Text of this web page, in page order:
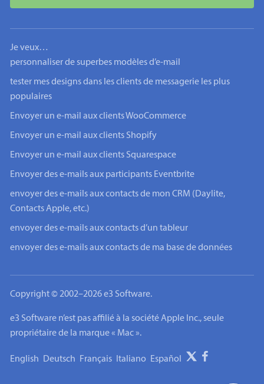
Je veux…
personnaliser de superbes modèles d’e-mail
tester mes designs dans les clients de messagerie les plus
populaires
Envoyer un e-mail aux clients WooCommerce
Envoyer un e-mail aux clients Shopify
Envoyer un e-mail aux clients Squarespace
Envoyer des e-mails aux participants Eventbrite
envoyer des e-mails aux contacts de mon CRM (Daylite,
Contacts Apple, etc.)
envoyer des e-mails aux contacts d’un tableur
envoyer des e-mails aux contacts de ma base de données
Copyright © 2002–2026 e3 Software.
e3 Software n’est pas affilié à la société Apple Inc., seule
propriétaire de la marque « Mac ».
English Deutsch Français Italiano Español